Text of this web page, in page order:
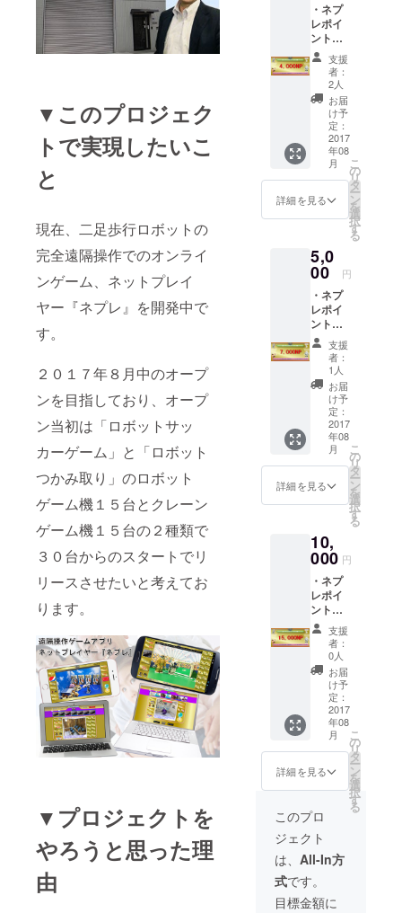
▼このプロジェク
トで実現したいこ
と
現在、二足歩行ロボットの
完全遠隔操作でのオンライ
ンゲーム、ネットプレイ
ヤー『ネプレ』を開発中で
す。
２０１７年８月中のオープ
ンを目指しており、オープ
ン当初は「ロボットサッ
カーゲーム」と「ロボット
つかみ取り」のロボット
ゲーム機１５台とクレーン
ゲーム機１５台の２種類で
３０台からのスタートでリ
リースさせたいと考えてお
ります。
▼プロジェクトを
やろうと思った理
由
・ネプ
レポイ
ント
4,000N
P(4,000
円分)
支援
者：
2人
お届
け予
定：
2017
年08
月
詳細を見る
こ
の
リ
タ
ー
ン
を
選
択
す
る
5,0
00 円
・ネプ
レポイ
ント
7,000N
P(7,000
円分)
支援
者：
1人
お届
け予
定：
2017
年08
月
詳細を見る
こ
の
リ
タ
ー
ン
を
選
択
す
る
10,
000 円
・ネプ
レポイ
ント
15,000
NP(15,0
00円分)
支援
者：
0人
お届
け予
定：
2017
年08
月
詳細を見る
こ
の
リ
タ
ー
ン
を
選
択
す
る
このプロ
ジェクト
は、 All-In方
式です。
目標金額に